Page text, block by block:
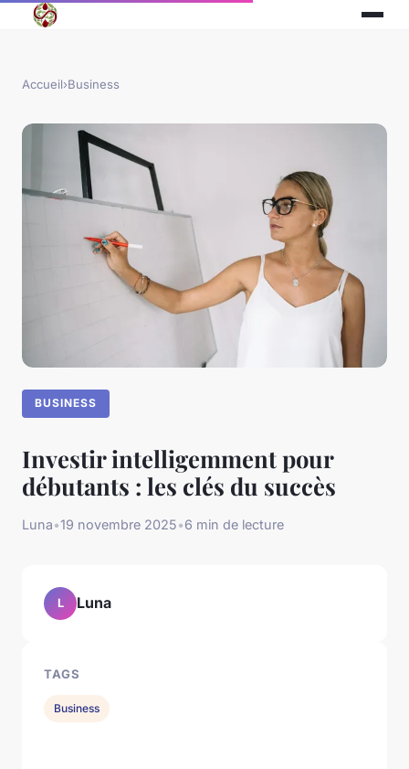
Accueil›Business
BUSINESS
Investir intelligemment pour
débutants : les clés du succès
Luna•19 novembre 2025•6 min de lecture
L Luna
TAGS
Business